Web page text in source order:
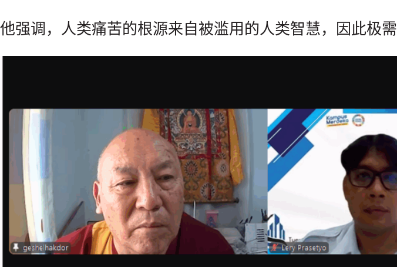
他强调，人类痛苦的根源来自被滥用的人类智慧，因此极需